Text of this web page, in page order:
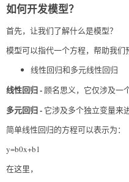
如何开发模型？
首先，让我们了解什么是模型？
模型可以指代一个方程，帮助我们
线性回归和多元线性回归
线性回归 - 顾名思义，它仅涉及一
多元回归 - 它涉及多个独立变量来
简单线性回归的方程可以表示为：
y=b0x+b1
在这里，